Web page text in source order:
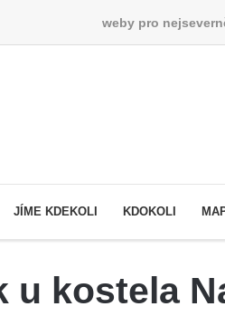
weby pro
JÍME KDEKOLI KDOKOLI
u kostela